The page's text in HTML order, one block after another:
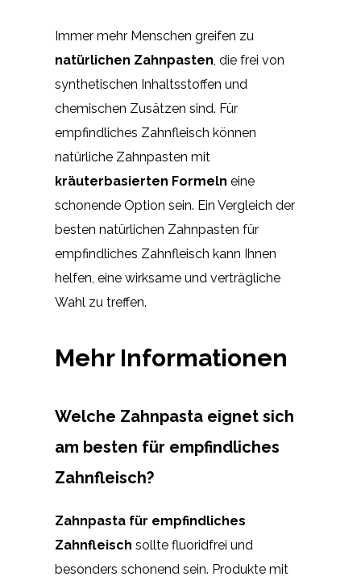
Immer mehr Menschen greifen zu
natürlichen Zahnpasten, die frei von
synthetischen Inhaltsstoffen und
chemischen Zusätzen sind. Für
empfindliches Zahnfleisch können
natürliche Zahnpasten mit
kräuterbasierten Formeln eine
schonende Option sein. Ein Vergleich der
besten natürlichen Zahnpasten für
empfindliches Zahnfleisch kann Ihnen
helfen, eine wirksame und verträgliche
Wahl zu treffen.
Mehr Informationen
Welche Zahnpasta eignet sich
am besten für empfindliches
Zahnfleisch?
Zahnpasta für empfindliches
Zahnfleisch sollte fluoridfrei und
besonders schonend sein. Produkte mit